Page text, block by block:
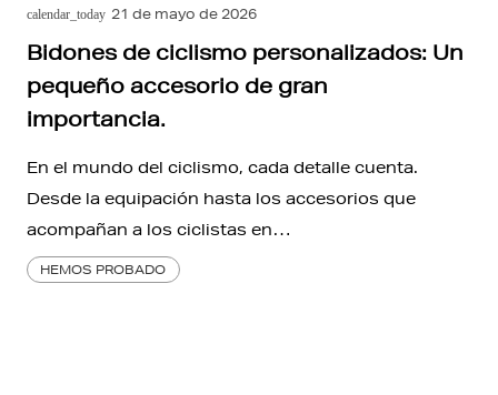
calendar_today 21 de mayo de 2026
Bidones de ciclismo personalizados: Un
pequeño accesorio de gran
importancia.
En el mundo del ciclismo, cada detalle cuenta.
Desde la equipación hasta los accesorios que
acompañan a los ciclistas en…
HEMOS PROBADO